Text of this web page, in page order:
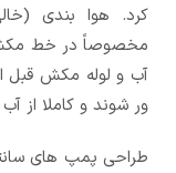
کرد. هوا بندی
مخصوصاً در خط مکش
آب و لوله مکش قبل
ور شوند و کاملا از
طراحی پمپ های